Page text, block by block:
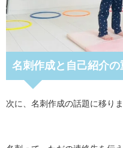
名刺作成と自己紹介の
次に、名刺作成の話題に移りま